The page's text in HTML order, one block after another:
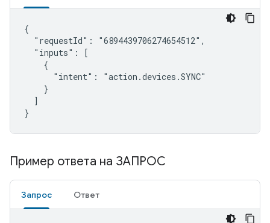
{
  "requestId": "6894439706274654512",
  "inputs": [
    {
      "intent": "action.devices.SYNC"
    }
  ]
}
Пример ответа на ЗАПРОС
Запрос Ответ